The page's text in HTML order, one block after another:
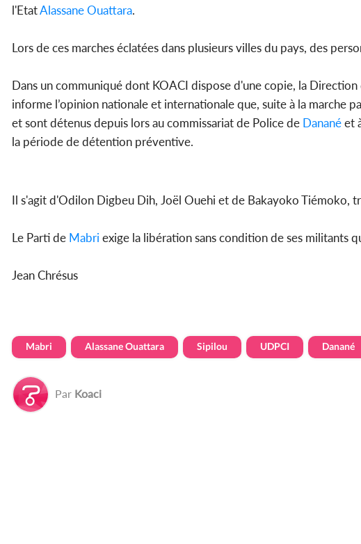
l'EtatAlassane Ouattara.
Lors de ces marches éclatées dans plusieurs villes du pays, des
Dans un communiqué dont KOACI dispose d'une copie, la
informe l’opinion nationale et internationale que, suite à la marche
et sont détenus depuis lors au commissariat de Police de Dananéet
la période de détention préventive.
Il s'agit d'Odilon Digbeu Dih, Joël Ouehi et de Bakayoko Tiémoko,
Le Parti de Mabri exige la libération sans condition de ses militants
Jean Chrésus
Mabri Alassane Ouattara Sipilou UDPCI Danané
Par Koaci